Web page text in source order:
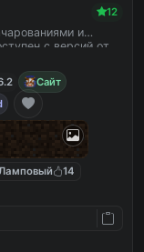
12
и
с версий от
Сайт
14